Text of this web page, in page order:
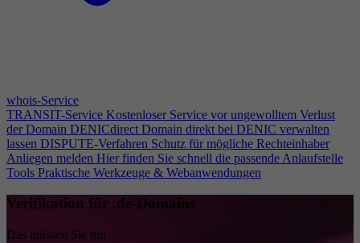
whois-Service
TRANSIT-Service Kostenloser Service vor ungewolltem Verlust
der Domain DENICdirect Domain direkt bei DENIC verwalten
lassen DISPUTE-Verfahren Schutz für mögliche Rechteinhaber
Anliegen melden Hier finden Sie schnell die passende Anlaufstelle
Tools Praktische Werkzeuge & Webanwendungen
Verifikation für .de-Domains
Das müssen Sie tun